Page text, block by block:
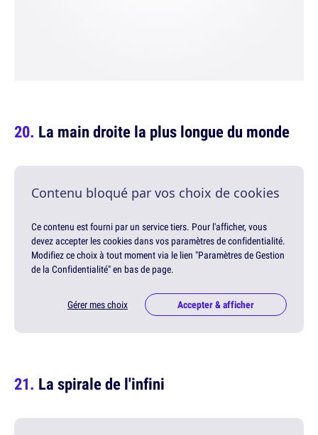
La main droite la plus longue du monde
Contenu bloqué par vos choix de cookies
Ce contenu est fourni par un service tiers. Pour l'afficher, vous
devez accepter les cookies dans vos paramètres de confidentialité.
Modifiez ce choix à tout moment via le lien "Paramètres de Gestion
de la Confidentialité" en bas de page.
Gérer mes choix Accepter & afficher
La spirale de l'infini